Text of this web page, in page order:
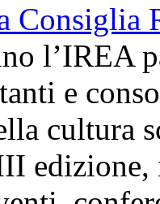
Consiglia
l’IREA
e
cultura
edizione,